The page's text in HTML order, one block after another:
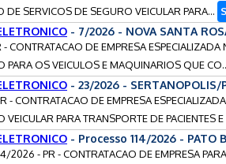
DE SERVICOS DE SEGURO VEICULAR PARA...
- 7/2026 - NOVA SANTA
CONTRATACAO DE EMPRESA ESPECIALIZADA
PARA OS VEICULOS E MAQUINARIOS QUE
- 23/2026 - SERTANOPOLIS/
- CONTRATACAO DE EMPRESA
VEICULAR PARA TRANSPORTE DE PACIENTES E
- Processo 114/2026 - PATO
2026 - PR - CONTRATACAO DE EMPRESA